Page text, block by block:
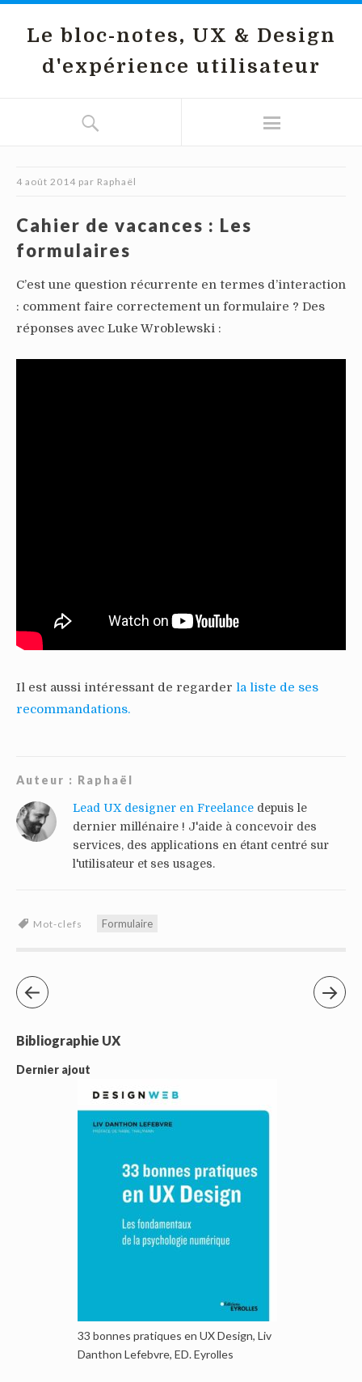
Le bloc-notes, UX & Design
d'expérience utilisateur
4 août 2014 par Raphaël
Cahier de vacances : Les
formulaires
C’est une question récurrente en termes d’interaction
: comment faire correctement un formulaire ? Des
réponses avec Luke Wroblewski :
Il est aussi intéressant de regarder la liste de ses
recommandations.
Auteur : Raphaël
Lead UX designer en Freelance depuis le
dernier millénaire ! J'aide à concevoir des
services, des applications en étant centré sur
l'utilisateur et ses usages.
Mot-clefs Formulaire
Bibliographie UX
Dernier ajout
33 bonnes pratiques en UX Design, Liv
Danthon Lefebvre, ED. Eyrolles